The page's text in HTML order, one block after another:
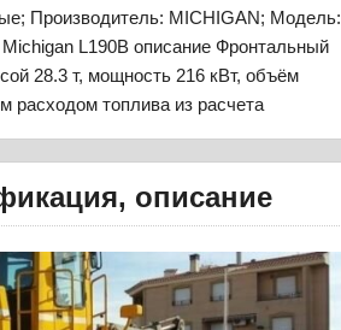
Производитель: MICHIGAN; Модель:
L190B описание Фронтальный
28.3 т, мощность 216 кВт, объём
расходом топлива из расчета
описание